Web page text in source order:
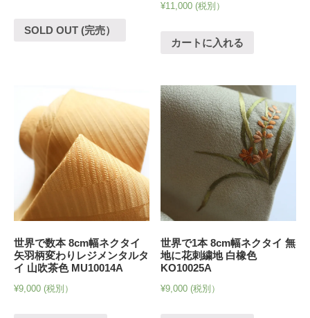
SOLD OUT (完売）
¥11,000 (税別）
カートに入れる
世界で数本 8cm幅ネクタイ
矢羽柄変わりレジメンタルタ
イ 山吹茶色 MU10014A
¥9,000 (税別）
世界で1本 8cm幅ネクタイ 無
地に花刺繍地 白橡色
KO10025A
¥9,000 (税別）